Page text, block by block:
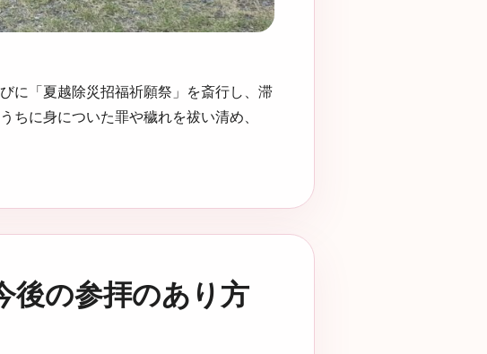
に「夏越除災招福祈願祭」を斎行し、滞
に身についた罪や穢れを祓い清め、
後の参拝のあり方